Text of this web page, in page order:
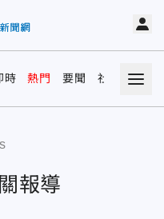
時 熱門 要聞 社會 娛樂
報導